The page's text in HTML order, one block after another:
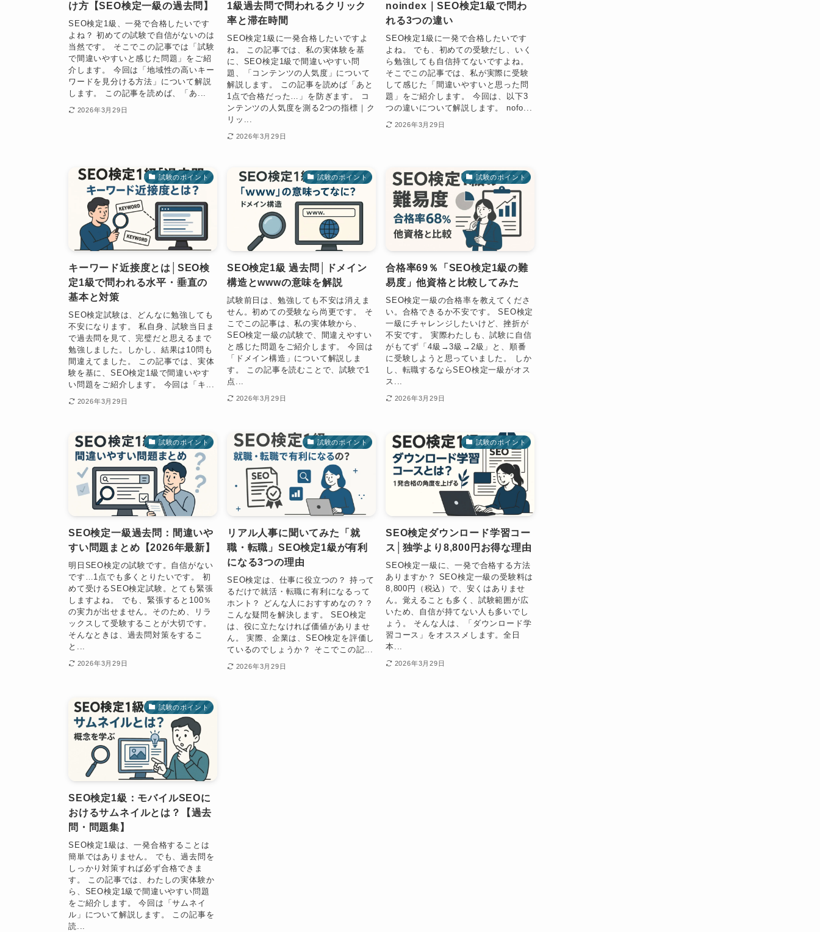
け方【SEO検定一級の過去問】
SEO検定1級、一発で合格したいです
よね？ 初めての試験で自信がないのは
当然です。 そこでこの記事では「試験
で間違いやすいと感じた問題」をご紹
介します。 今回は「地域性の高いキー
ワードを見分ける方法」について解説
します。 この記事を読めば、「あ...
2026年3月29日
1級過去問で問われるクリック
率と滞在時間
SEO検定1級に一発合格したいですよ
ね。 この記事では、私の実体験を基
に、SEO検定1級で間違いやすい問
題、「コンテンツの人気度」について
解説します。 この記事を読めば「あと
1点で合格だった…」を防ぎます。 コ
ンテンツの人気度を測る2つの指標｜ク
リッ...
2026年3月29日
noindex｜SEO検定1級で問わ
れる3つの違い
SEO検定1級に一発で合格したいです
よね。 でも、初めての受験だし、いく
ら勉強しても自信持てないですよね。
そこでこの記事では、私が実際に受験
して感じた「間違いやすいと思った問
題」をご紹介します。 今回は、以下3
つの違いについて解説します。 nofo...
2026年3月29日
試験のポイント
キーワード近接度とは│SEO検
定1級で問われる水平・垂直の
基本と対策
SEO検定試験は、どんなに勉強しても
不安になります。 私自身、試験当日ま
で過去問を見て、完璧だと思えるまで
勉強しました。しかし、結果は10問も
間違えてました。 この記事では、実体
験を基に、SEO検定1級で間違いやす
い問題をご紹介します。 今回は「キ...
2026年3月29日
試験のポイント
SEO検定1級 過去問│ドメイン
構造とwwwの意味を解説
試験前日は、勉強しても不安は消えま
せん。初めての受験なら尚更です。 そ
こでこの記事は、私の実体験から、
SEO検定一級の試験で、間違えやすい
と感じた問題をご紹介します。 今回は
「ドメイン構造」について解説しま
す。 この記事を読むことで、試験で1
点...
2026年3月29日
試験のポイント
合格率69％「SEO検定1級の難
易度」他資格と比較してみた
SEO検定一級の合格率を教えてくださ
い。合格できるか不安です。 SEO検定
一級にチャレンジしたいけど、挫折が
不安です。 実際わたしも、試験に自信
がもてず「4級→3級→2級」と、順番
に受験しようと思っていました。 しか
し、転職するならSEO検定一級がオス
ス...
2026年3月29日
試験のポイント
SEO検定一級過去問：間違いや
すい問題まとめ【2026年最新】
明日SEO検定の試験です。自信がない
です…1点でも多くとりたいです。 初
めて受けるSEO検定試験。とても緊張
しますよね。 でも、緊張すると100％
の実力が出せません。そのため、リラ
ックスして受験することが大切です。
そんなときは、過去問対策をするこ
と...
2026年3月29日
試験のポイント
リアル人事に聞いてみた「就
職・転職」SEO検定1級が有利
になる3つの理由
SEO検定は、仕事に役立つの？ 持って
るだけで就活・転職に有利になるって
ホント？ どんな人におすすめなの？？
こんな疑問を解決します。 SEO検定
は、役に立たなければ価値がありませ
ん。 実際、企業は、SEO検定を評価し
ているのでしょうか？ そこでこの記...
2026年3月29日
試験のポイント
SEO検定ダウンロード学習コー
ス│独学より8,800円お得な理由
SEO検定一級に、一発で合格する方法
ありますか？ SEO検定一級の受験料は
8,800円（税込）で、安くはありませ
ん。覚えることも多く、試験範囲が広
いため、自信が持てない人も多いでし
ょう。 そんな人は、「ダウンロード学
習コース」をオススメします。全日
本...
2026年3月29日
試験のポイント
SEO検定1級：モバイルSEOに
おけるサムネイルとは？【過去
問・問題集】
SEO検定1級は、一発合格することは
簡単ではありません。 でも、過去問を
しっかり対策すれば必ず合格できま
す。 この記事では、わたしの実体験か
ら、SEO検定1級で間違いやすい問題
をご紹介します。 今回は「サムネイ
ル」について解説します。 この記事を
読...